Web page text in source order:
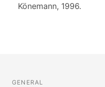
Könemann, 1996.
GENERAL